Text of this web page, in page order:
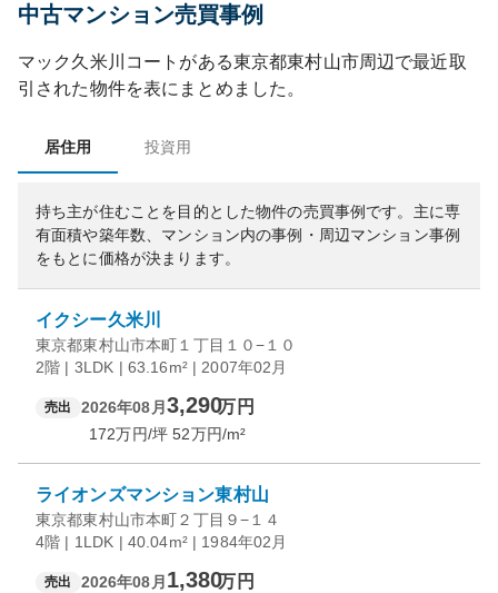
中古マンション売買事例
マック久米川コート がある東京都東村山市周辺で最近取
引された物件を表にまとめました。
居住用 投資用
持ち主が住むことを目的とした物件の売買事例です。 主に専
有面積や築年数、マンション内の事例・周辺マンション事例
をもとに価格が決まります。
イクシー久米川
東京都東村山市本町１丁目１０−１０
2階 | 3LDK | 63.16m² | 2007年02月
売出 2026年08月 3,290万円
172万円/坪 52万円/m²
ライオンズマンション東村山
東京都東村山市本町２丁目９−１４
4階 | 1LDK | 40.04m² | 1984年02月
売出 2026年08月 1,380万円